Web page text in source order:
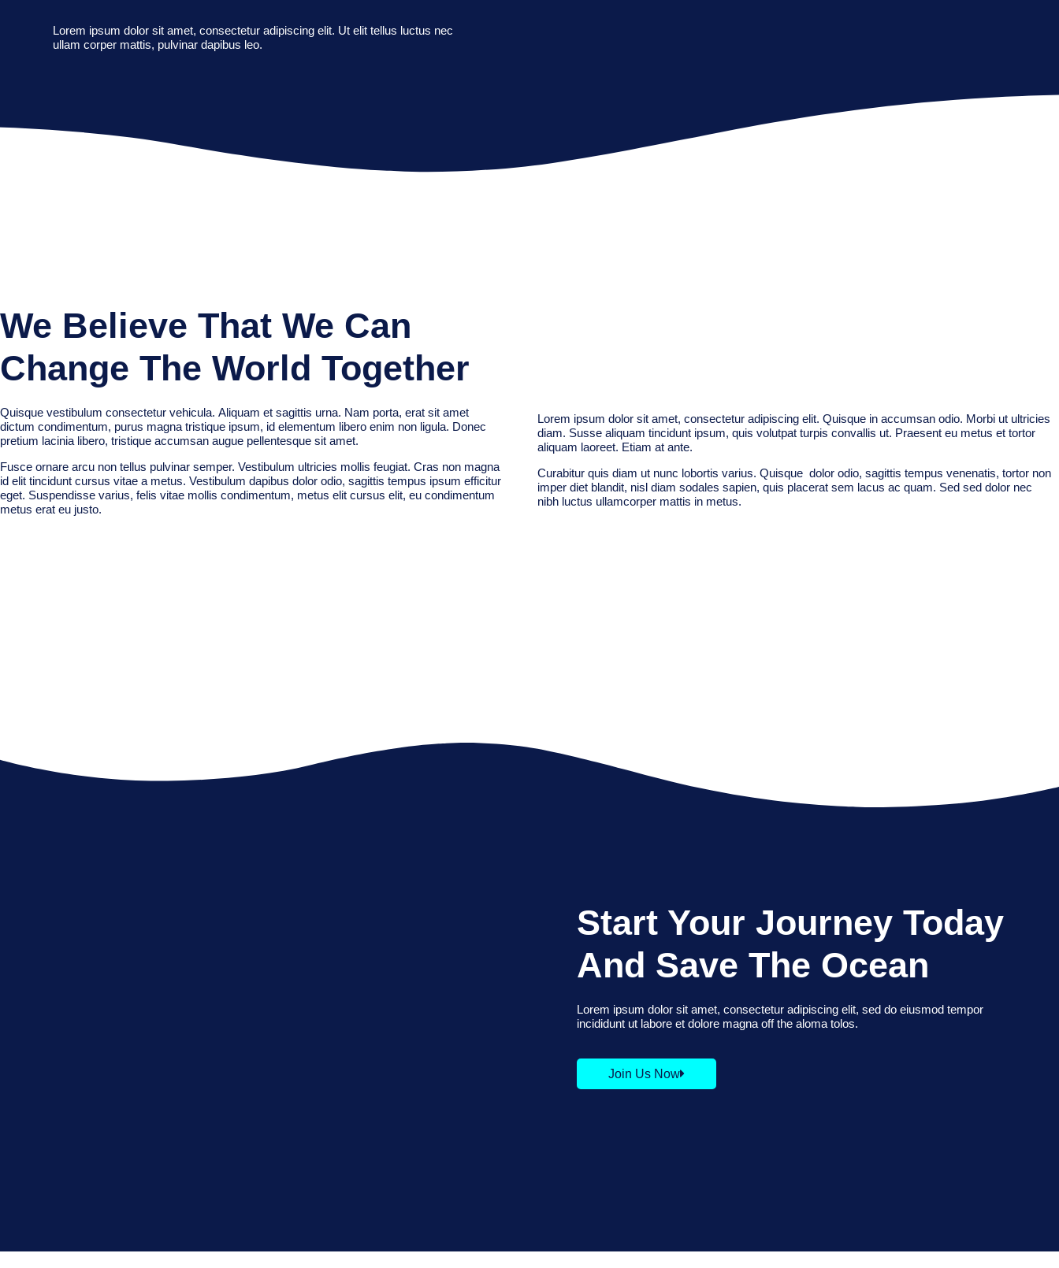
Lorem ipsum dolor sit amet, consectetur adipiscing elit. Ut elit tellus luctus nec
ullam corper mattis, pulvinar dapibus leo.
We Believe That We Can
Change The World Together
Quisque vestibulum consectetur vehicula. Aliquam et sagittis urna. Nam porta, erat sit amet
dictum condimentum, purus magna tristique ipsum, id elementum libero enim non ligula. Donec
pretium lacinia libero, tristique accumsan augue pellentesque sit amet.
Fusce ornare arcu non tellus pulvinar semper. Vestibulum ultricies mollis feugiat. Cras non magna
id elit tincidunt cursus vitae a metus. Vestibulum dapibus dolor odio, sagittis tempus ipsum efficitur
eget. Suspendisse varius, felis vitae mollis condimentum, metus elit cursus elit, eu condimentum
metus erat eu justo.
Lorem ipsum dolor sit amet, consectetur adipiscing elit. Quisque in accumsan odio. Morbi ut ultricies
diam. Susse aliquam tincidunt ipsum, quis volutpat turpis convallis ut. Praesent eu metus et tortor
aliquam laoreet. Etiam at ante.
Curabitur quis diam ut nunc lobortis varius. Quisque dolor odio, sagittis tempus venenatis, tortor non
imper diet blandit, nisl diam sodales sapien, quis placerat sem lacus ac quam. Sed sed dolor nec
nibh luctus ullamcorper mattis in metus.
Start Your Journey Today
And Save The Ocean
Lorem ipsum dolor sit amet, consectetur adipiscing elit, sed do eiusmod tempor
incididunt ut labore et dolore magna off the aloma tolos.
Join Us Now